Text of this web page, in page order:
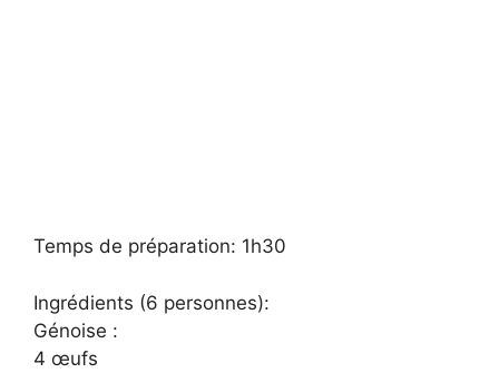
Temps de préparation: 1h30
Ingrédients (6 personnes):
Génoise :
4 œufs